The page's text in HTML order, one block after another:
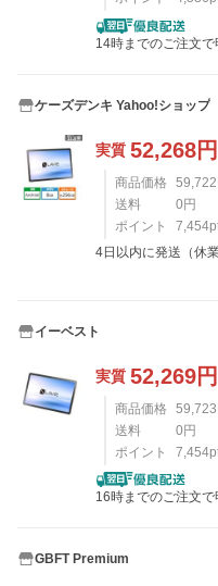
14時までのご注文で
ケーズデンキ Yahoo!ショップ
実質 52,268円
商品価格 59,722
送料
0円
ポイント
7,454
4日以内に発送（休
イーベスト
実質 52,269円
商品価格 59,723
送料
0円
ポイント
7,454
16時までのご注文で
GBFT Premium